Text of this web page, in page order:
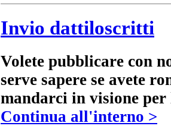
Invio dattiloscritti
Volete pubblicare con
serve sapere se avete
mandarci in visione
Continua all'interno >